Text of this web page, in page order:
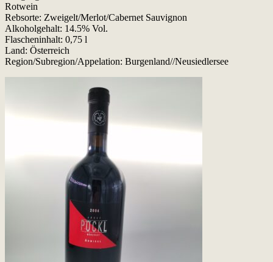
Rotwein
Rebsorte: Zweigelt/Merlot/Cabernet Sauvignon
Alkoholgehalt: 14.5% Vol.
Flascheninhalt: 0,75 l
Land: Österreich
Region/Subregion/Appelation: Burgenland//Neusiedlersee